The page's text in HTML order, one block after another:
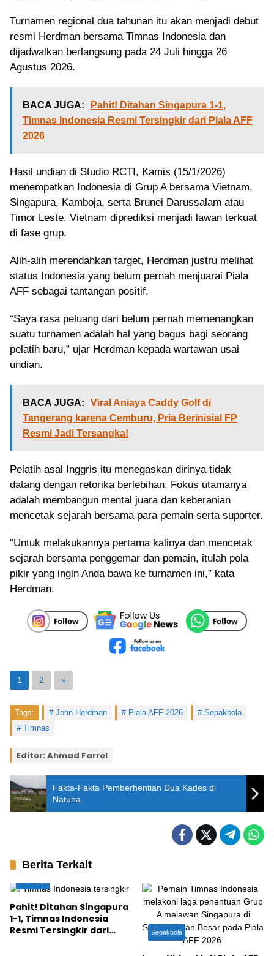
Turnamen regional dua tahunan itu akan menjadi debut
resmi Herdman bersama Timnas Indonesia dan
dijadwalkan berlangsung pada 24 Juli hingga 26
Agustus 2026.
BACA JUGA:
Pahit! Ditahan Singapura 1-1,
Timnas Indonesia Resmi Tersingkir dari Piala AFF
2026
Hasil undian di Studio RCTI, Kamis (15/1/2026)
menempatkan Indonesia di Grup A bersama Vietnam,
Singapura, Kamboja, serta Brunei Darussalam atau
Timor Leste. Vietnam diprediksi menjadi lawan terkuat
di fase grup.
Alih-alih merendahkan target, Herdman justru melihat
status Indonesia yang belum pernah menjuarai Piala
AFF sebagai tantangan positif.
“Saya rasa peluang dari belum pernah memenangkan
suatu turnamen adalah hal yang bagus bagi seorang
pelatih baru,” ujar Herdman kepada wartawan usai
undian.
BACA JUGA:
Viral Aniaya Caddy Golf di
Tangerang karena Cemburu, Pria Berinisial FP
Resmi Jadi Tersangka!
Pelatih asal Inggris itu menegaskan dirinya tidak
datang dengan retorika berlebihan. Fokus utamanya
adalah membangun mental juara dan keberanian
mencetak sejarah bersama para pemain serta suporter.
“Untuk melakukannya pertama kalinya dan mencetak
sejarah bersama penggemar dan pemain, itulah pola
pikir yang ingin Anda bawa ke turnamen ini,” kata
Herdman.
1 2 »
Tags: John Herdman Piala AFF 2026
Sepakbola
Timnas
Editor: Ahmad Farrel
Fakta-Fakta Pemberhentian Dua Kades di
Natuna
Berita Terkait
Pahit! Ditahan Singapura
1-1, Timnas Indonesia
Resmi Tersingkir dari
Sepakbola